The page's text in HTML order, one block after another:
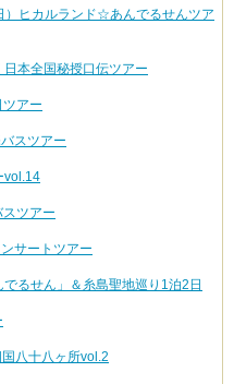
ヒカルランド☆あんでるせんツア
本全国秘授口伝ツアー
アー
スツアー
vol.14
ツアー
サートツアー
るせん」＆糸島聖地巡り1泊2日
八十八ヶ所vol.2